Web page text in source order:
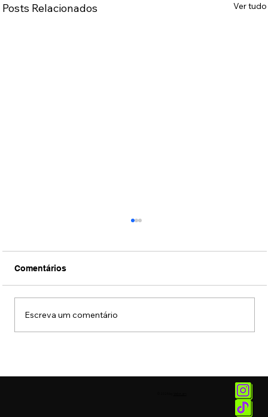
Posts Relacionados Ver tudo
Comentários
Escreva um comentário